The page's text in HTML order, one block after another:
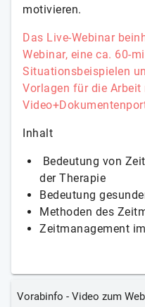
motivieren.
Das Live-Webinar
Webinar, eine ca. 60-
Situationsbeispielen
Vorlagen für die
Inhalt
Bedeutung von
der Therapie
Bedeutung
Methoden des
Zeitmanagement
Vorabinfo - Video zum